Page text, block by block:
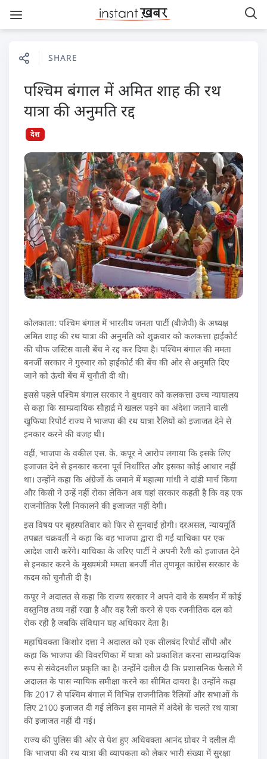
SHARE
पश्चिम बंगाल में अमित शाह की रथ
यात्रा की अनुमति रद्द
देश
कोलकाता: पश्चिम बंगाल में भारतीय जनता पार्टी (बीजेपी) के अध्यक्ष
अमित शाह की रथ यात्रा की अनुमति को शुक्रवार को कलकत्ता हाईकोर्ट
की चीफ जस्टिस वाली बेंच ने रद्द कर दिया है। पश्चिम बंगाल की ममता
बनर्जी सरकार ने गुरुवार को हाईकोर्ट की बेंच की ओर से अनुमति दिए
जाने को ऊंची बेंच में चुनौती दी थी।
इससे पहले पश्चिम बंगाल सरकार ने बुधवार को कलकत्ता उच्च न्यायालय
से कहा कि साम्प्रदायिक सौहार्द्र में खलल पड़ने का अंदेशा जताने वाली
खुफिया रिपोर्ट राज्य में भाजपा की रथ यात्रा रैलियों को इजाजत देने से
इनकार करने की वजह थी।
वहीं, भाजपा के वकील एस. के. कपूर ने आरोप लगाया कि इसके लिए
इजाजत देने से इनकार करना पूर्व निर्धारित और इसका कोई आधार नहीं
था। उन्होंने कहा कि अंग्रेजों के जमाने में महात्मा गांधी ने दांडी मार्च किया
और किसी ने उन्हें नहीं रोका लेकिन अब यहां सरकार कहती है कि वह एक
राजनीतिक रैली निकालने की इजाजत नहीं देगी।
इस विषय पर बृहस्पतिवार को फिर से सुनवाई होगी। दरअसल, न्यायमूर्ति
तपब्रत चक्रवर्ती ने कहा कि वह भाजपा द्वारा दी गई याचिका पर एक
आदेश जारी करेंगे। याचिका के जरिए पार्टी ने अपनी रैली को इजाजत देने
से इनकार करने के मुख्यमंत्री ममता बनर्जी नीत तृणमूल कांग्रेस सरकार के
कदम को चुनौती दी है।
कपूर ने अदालत से कहा कि राज्य सरकार ने अपने दावे के समर्थन में कोई
वस्तुनिष्ठ तथ्य नहीं रखा है और वह रैली करने से एक रजनीतिक दल को
रोक रही है जबकि संविधान यह अधिकार देता है।
महाधिवक्ता किशोर दत्ता ने अदालत को एक सीलबंद रिपोर्ट सौंपी और
कहा कि भाजपा की विवरणिका में यात्रा को प्रकाशित करना साम्प्रदायिक
रूप से संवेदनशील प्रकृति का है। उन्होंने दलील दी कि प्रशासनिक फैसले में
अदालत के पास न्यायिक समीक्षा करने का सीमित दायरा है। उन्होंने कहा
कि 2017 से पश्चिम बंगाल में विभिन्न राजनीतिक रैलियों और सभाओं के
लिए 2100 इजाजत दी गई लेकिन इस मामले में अंदेशे के चलते रथ यात्रा
की इजाजत नहीं दी गई।
राज्य की पुलिस की ओर से पेश हुए अधिवक्ता आनंद ग्रोवर ने दलील दी
कि भाजपा की रथ यात्रा की व्यापकता को लेकर भारी संख्या में सुरक्षा